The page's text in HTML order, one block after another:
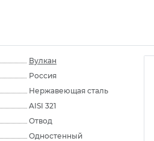
Вулкан
Россия
Нержавеющая сталь
AISI 321
Отвод
Одностенный